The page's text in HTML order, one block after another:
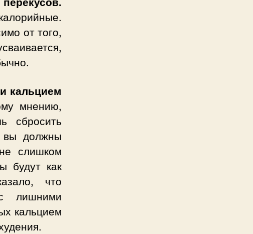
от того,
кальцием
мнению,
сбросить
вы должны
слишком
будут как
что
лишними
кальцием